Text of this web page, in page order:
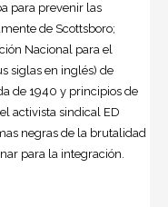
para prevenir las
de Scottsboro;
Nacional para el
siglas en inglés) de
de 1940 y principios de
activista sindical ED
negras de la brutalidad
para la integración.